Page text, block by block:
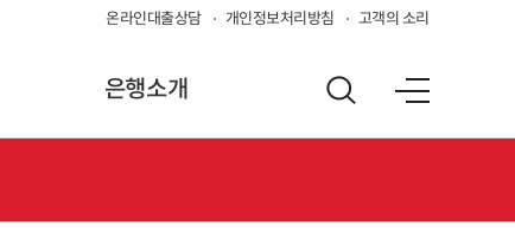
온라인대출상담 개인정보처리방침 고객의 소리
은행소개